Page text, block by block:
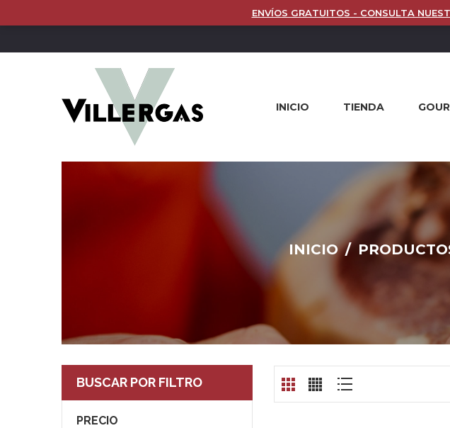
INICIO TIENDA
INICIO /
BUSCAR POR FILTRO
PRECIO
ENVÍOS GRATUITOS - CONSULTA